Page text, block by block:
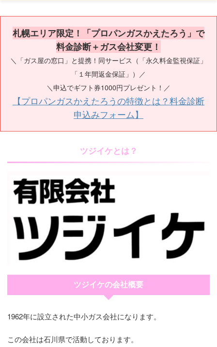
札幌エリア限定！「プロパンガスかえたろう」で
料金診断＋ガス会社変更！
＼「ガス屋の窓口」と提携！同サービス（「永久料金監視保証」
「１年間返金保証」）／
＼申込でギフト券1000円プレゼント！／
【プロパンガスかえたろうの特徴とは？料金診断
申込みフォーム】
ツジイケとは？
ツジイケの会社概要
1962年に設立された中小ガス会社になります。
この会社は石川県で活動しております。